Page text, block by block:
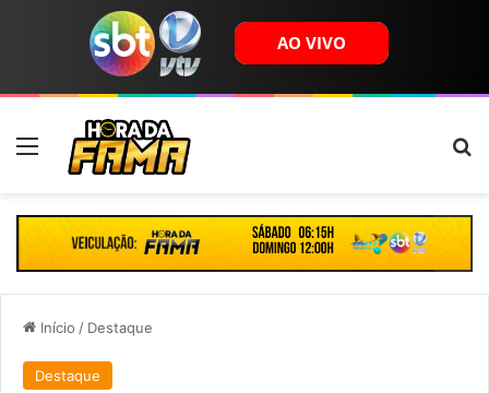
Menu
Início / Destaque
Destaque